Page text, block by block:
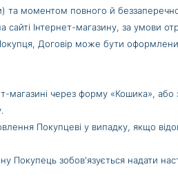
моментом повного й
Інтернет-магазину, за умови
Договір може бути
магазині через форму «Кошика»,
Покупцеві у випадку, якщо
Покупець зобов'язується надати